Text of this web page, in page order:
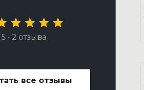
5 • 2 отзыва
все отзывы